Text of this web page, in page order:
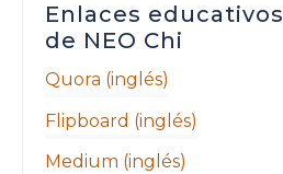
Enlaces educativos
de NEO Chi
Quora (inglés)
Flipboard (inglés)
Medium (inglés)